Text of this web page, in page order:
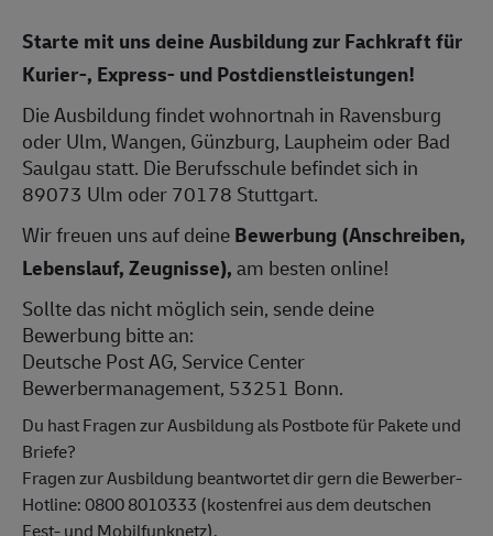
Starte mit uns deine Ausbildung zur Fachkraft für
Kurier-, Express- und Postdienstleistungen!
Die Ausbildung findet wohnortnah in Ravensburg
oder Ulm, Wangen, Günzburg, Laupheim oder Bad
Saulgau statt. Die Berufsschule befindet sich in
89073 Ulm oder 70178 Stuttgart.
Wir freuen uns auf deineBewerbung (Anschreiben,
Lebenslauf, Zeugnisse),am besten online!
Sollte das nicht möglich sein, sende deine
Bewerbung bitte an:
Deutsche Post AG, Service Center
Bewerbermanagement, 53251 Bonn.
Du hast Fragen zur Ausbildung als Postbote für Pakete und
Briefe?
Fragen zur Ausbildung beantwortet dir gern die Bewerber-
Hotline: 0800 8010333 (kostenfrei aus dem deutschen
Fest- und Mobilfunknetz).